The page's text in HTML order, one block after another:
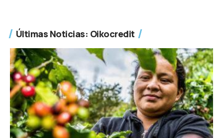
Últimas Noticias: Oikocredit